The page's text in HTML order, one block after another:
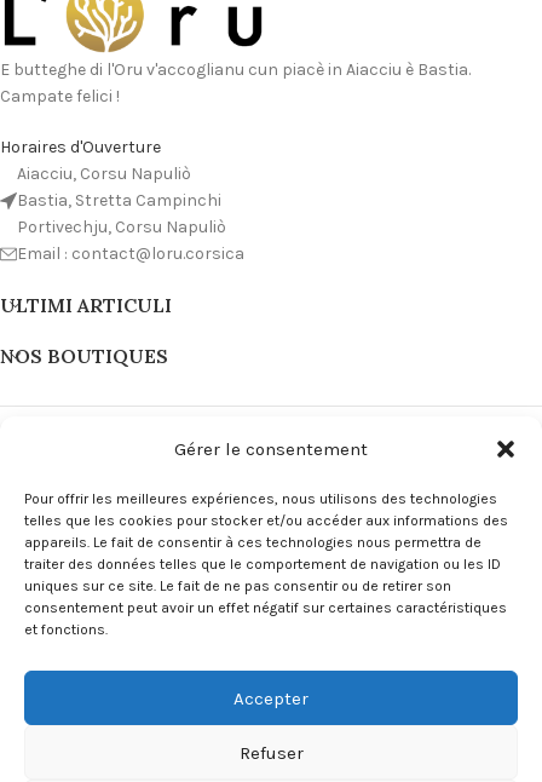
Gérer le consentement
Pour offrir les meilleures expériences, nous utilisons des technologies
telles que les cookies pour stocker et/ou accéder aux informations des
appareils. Le fait de consentir à ces technologies nous permettra de
traiter des données telles que le comportement de navigation ou les ID
uniques sur ce site. Le fait de ne pas consentir ou de retirer son
consentement peut avoir un effet négatif sur certaines caractéristiques
et fonctions.
Accepter
Refuser
E butteghe di l'Oru v'accoglianu cun piacè in Aiacciu è Bastia.
Campate felici !
Horaires d'Ouverture
Aiacciu, Corsu Napuliò
Bastia, Stretta Campinchi
Portivechju, Corsu Napuliò
Email : contact@loru.corsica
ULTIMI ARTICULI
NOS BOUTIQUES
Copyright L'ORU Corsica © 2024Site Internet Corse by Innuvà.